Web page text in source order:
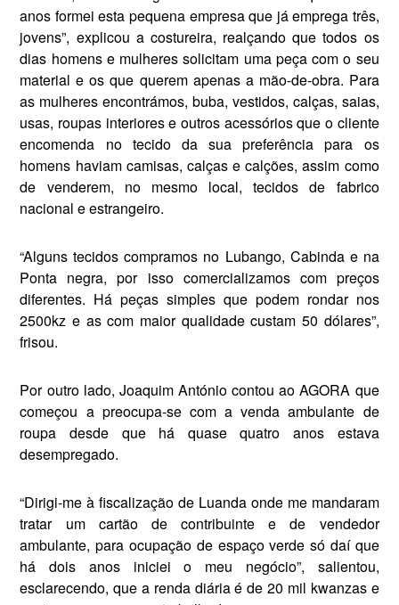
anos formei esta pequena empresa que já emprega três,
jovens”, explicou a costureira, re­alçando que todos os
dias hom­ens e mulheres solicitam uma peça com o seu
material e os que querem apenas a mão-de-obra. Para
as mulheres encontrám­os, buba, vestidos, calças, saias,
usas, roupas interiores e outros acessórios que o cliente
encomenda no tecido da sua preferência para os
homens haviam camisas, calças e calções, assim como
de venderem, no mesmo local, tecidos de fabrico
nacional e estran­geiro.
“Alguns tecidos compramos no Lubango, Cabinda e na
Ponta negra, por isso comercializamos com preços
diferentes. Há peças simples que podem rondar nos
2500kz e as com maior qualidad­e custam 50 dólares”,
frisou.
Por outro lado, Joaquim António contou ao AGORA que
come­çou a preocupa-se com a venda ambulante de
roupa desde que há quase quatro anos estava
desempregado.
“Dirigi-me à fiscalização de Luanda onde me mandaram
tra­tar um cartão de contribuinte e de vendedor
ambulante, para ocupação de espaço verde só daí que
há dois anos iniciei o meu negócio”, salientou,
esclarecendo, que a renda diária é de 20 mil kwanzas e